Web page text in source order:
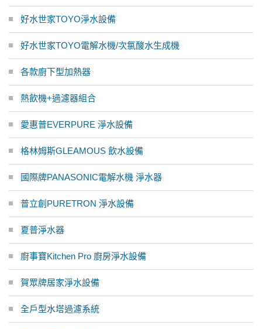
好水世家TOYO淨水設備
好水世家TOYO電解水機/次氯酸水生成機
各款廚下型加熱器
熱飲機+過濾器組合
愛惠普EVERPURE 淨水設備
格林姆斯GLEAMOUS 飲水設備
國際牌PANASONIC電解水機 淨水器
普立創PURETRON 淨水設備
夏普淨水器
廚事寶Kitchen Pro 廚房淨水設備
賀眾牌居家淨水設備
全戶型水塔過濾系統